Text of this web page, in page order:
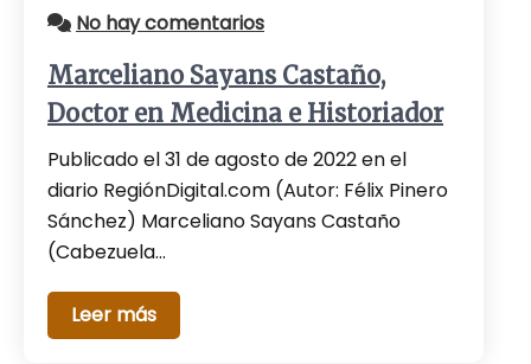
No hay comentarios
Marceliano Sayans Castaño,
Doctor en Medicina e Historiador
Publicado el 31 de agosto de 2022 en el
diario RegiónDigital.com (Autor: Félix Pinero
Sánchez) Marceliano Sayans Castaño
(Cabezuela…
Leer más